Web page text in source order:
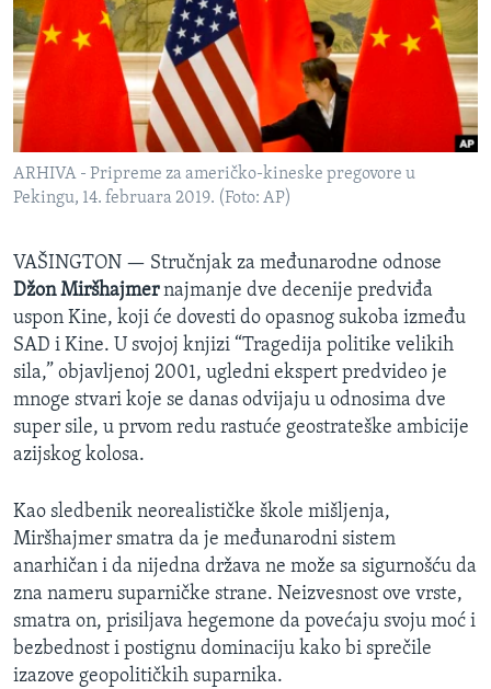
SPORT
ARHIVA - Pripreme za američko-kineske pregovore u
Pekingu, 14. februara 2019. (Foto: AP)
VAŠINGTON — Stručnjak za međunarodne odnose
Džon Miršhajmernajmanje dve decenije predviđa
uspon Kine, koji će dovesti do opasnog sukoba između
SAD i Kine. U svojoj knjizi “Tragedija politike velikih
sila,” objavljenoj 2001, ugledni ekspert predvideo je
mnoge stvari koje se danas odvijaju u odnosima dve
super sile, u prvom redu rastuće geostrateške ambicije
azijskog kolosa.
Kao sledbenik neorealističke škole mišljenja,
Miršhajmer smatra da je međunarodni sistem
anarhičan i da nijedna država ne može sa sigurnošću da
zna nameru suparničke strane. Neizvesnost ove vrste,
smatra on, prisiljava hegemone da povećaju svoju moć i
bezbednost i postignu dominaciju kako bi sprečile
izazove geopolitičkih suparnika.